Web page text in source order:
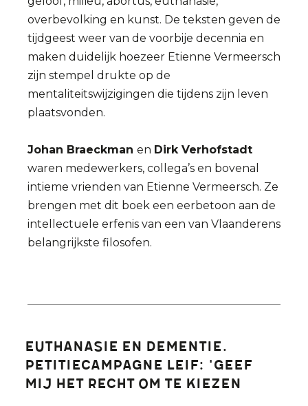
overbevolking en kunst. De teksten geven de
tijdgeest weer van de voorbije decennia en
maken duidelijk hoezeer Etienne Vermeersch
zijn stempel drukte op de
mentaliteitswijzigingen die tijdens zijn leven
plaatsvonden.
Johan Braeckman en Dirk Verhofstadt
waren medewerkers, collega’s en bovenal
intieme vrienden van Etienne Vermeersch. Ze
brengen met dit boek een eerbetoon aan de
intellectuele erfenis van een van Vlaanderens
belangrijkste filosofen.
Euthanasie en dementie.
Petitiecampagne LEIF: 'Geef
mij het recht om te kiezen